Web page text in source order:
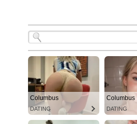
Columbus
DATING
Columbus
DATING